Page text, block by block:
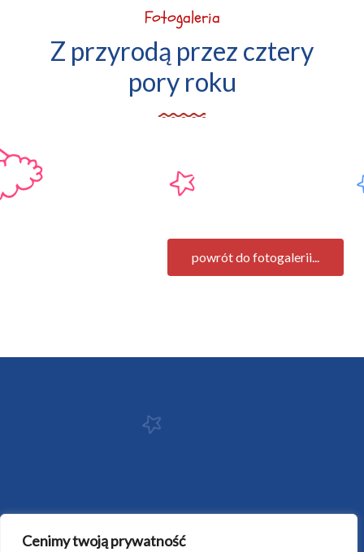
Cenimy twoją prywatność
Fotogaleria
Z przyrodą przez cztery
pory roku
powrót do fotogalerii...